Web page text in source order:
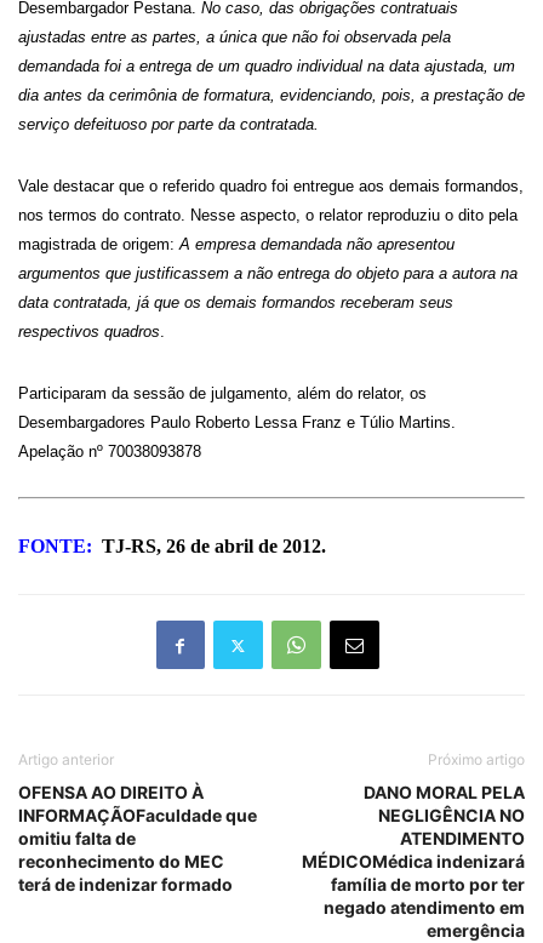
Desembargador Pestana. No caso, das obrigações contratuais
ajustadas entre as partes, a única que não foi observada pela
demandada foi a entrega de um quadro individual na data ajustada, um
dia antes da cerimônia de formatura, evidenciando, pois, a prestação de
serviço defeituoso por parte da contratada.
Vale destacar que o referido quadro foi entregue aos demais formandos,
nos termos do contrato. Nesse aspecto, o relator reproduziu o dito pela
magistrada de origem:A empresa demandada não apresentou
argumentos que justificassem a não entrega do objeto para a autora na
data contratada, já que os demais formandos receberam seus
respectivos quadros.
Participaram da sessão de julgamento, além do relator, os
Desembargadores Paulo Roberto Lessa Franz e Túlio Martins.
Apelação nº 70038093878
FONTE: TJ-RS, 26 de abril de 2012.
Artigo anterior
OFENSA AO DIREITO À
INFORMAÇÃOFaculdade que
omitiu falta de
reconhecimento do MEC
terá de indenizar formado
Próximo artigo
DANO MORAL PELA
NEGLIGÊNCIA NO
ATENDIMENTO
MÉDICOMédica indenizará
família de morto por ter
negado atendimento em
emergência